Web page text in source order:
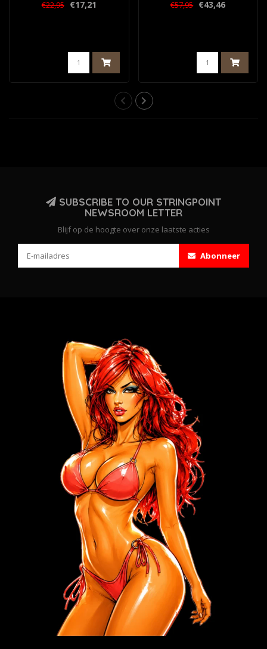
€22,95 €17,21 €57,95 €43,46
SUBSCRIBE TO OUR STRINGPOINT
NEWSROOM LETTER
Blijf op de hoogte over onze laatste acties
Abonneer